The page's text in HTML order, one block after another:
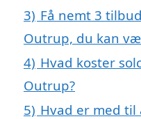
3) Få nemt 3
Outrup, du kan
4) Hvad koster
Outrup?
5) Hvad er med til